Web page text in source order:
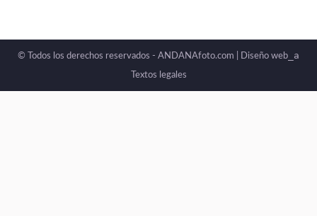
© Todos los derechos reservados - ANDANAfoto.com | Diseño web _a
Textos legales